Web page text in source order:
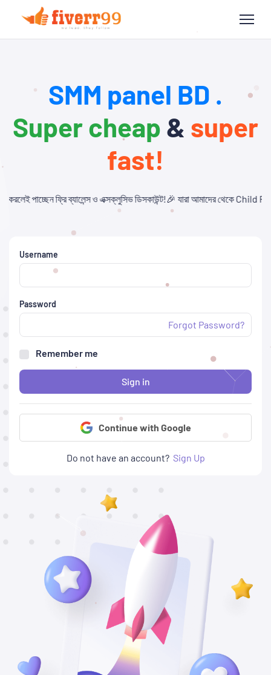
SMM panel BD .
Super cheap & super
fast!
ডিসকাউন্ট!🎉 যারা আমাদের থেকে Child Panel নিবেন এবং API ব্যবহার
Username
Password
Forgot Password?
Remember me
Sign in
Continue with Google
Do not have an account? Sign Up